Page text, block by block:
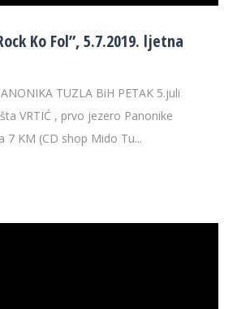
Ko Fol”, 5.7.2019. ljetna
TUZLA BiH PETAK 5.juli
VRTIĆ , prvo jezero Panonike
7 KM (CD shop Mido Tu...